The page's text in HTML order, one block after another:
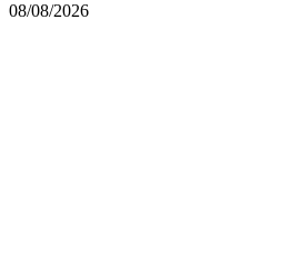
08/08/2026